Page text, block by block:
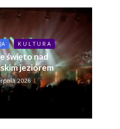
K U L T U R A
święto nad
jeziorem
2026